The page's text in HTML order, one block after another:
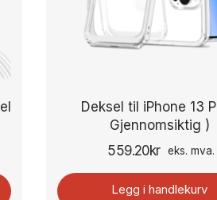
Deksel til iPhone 13
Gjennomsiktig )
559.20kr eks. mva.
Legg i handlekurv